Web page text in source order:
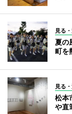
見る
夏の
町を
見る
松本
や直